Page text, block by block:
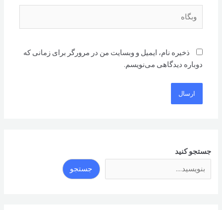
ذخیره نام، ایمیل و وبسایت من در مرورگر برای زمانی که
دوباره دیدگاهی می‌نویسم.
جستجو کنید
جستجو